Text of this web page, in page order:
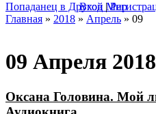
Попаданец в Другой Мир
Вход |
Главная » 2018 » Апрель » 09
09 Апреля 2018
Оксана Головина. Мой